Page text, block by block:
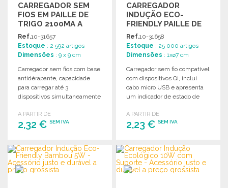
CARREGADOR SEM
FIOS EM PAILLE DE
TRIGO 2100MA A
PREÇO GROSSISTA
Ref.10-31657
Estoque : 2 592 artigos
Dimensões : 9 x 9 cm
Carregador sem fios com base
antidérapante, capacidade
para carregar até 3
dispositivos simultaneamente
Qi.
A PARTIR DE
2,32 € SEM IVA
ENCOMENDAR
Solicitar um orçamento
CARREGADOR
INDUÇÃO ECO-
FRIENDLY PAILLE DE
TRIGO 5W A PREÇO
GROSSISTA
Ref.10-31658
Estoque : 25 000 artigos
Dimensões : 1xø7 cm
Carregador sem fio compatível
com dispositivos Qi, inclui
cabo micro USB e apresenta
um indicador de estado de
A PARTIR DE
2,23 €SEM IVA
ENCOMENDAR
Solicitar um orçamento